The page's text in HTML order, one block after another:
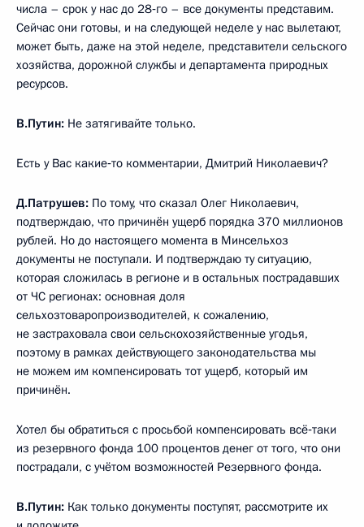
числа – срок у нас до 28‑го – все документы представим.
Сейчас они готовы, и на следующей неделе у нас вылетают,
может быть, даже на этой неделе, представители сельского
хозяйства, дорожной службы и департамента природных
ресурсов.
В.Путин: Не затягивайте только.
Есть у Вас какие‑то комментарии, Дмитрий Николаевич?
Д.Патрушев: По тому, что сказал Олег Николаевич,
подтверждаю, что причинён ущерб порядка 370 миллионов
рублей. Но до настоящего момента в Минсельхоз
документы не поступали. И подтверждаю ту ситуацию,
которая сложилась в регионе и в остальных пострадавших
от ЧС регионах: основная доля
сельхозтоваропроизводителей, к сожалению,
не застраховала свои сельскохозяйственные угодья,
поэтому в рамках действующего законодательства мы
не можем им компенсировать тот ущерб, который им
причинён.
Хотел бы обратиться с просьбой компенсировать всё‑таки
из резервного фонда 100 процентов денег от того, что они
пострадали, с учётом возможностей Резервного фонда.
В.Путин: Как только документы поступят, рассмотрите их